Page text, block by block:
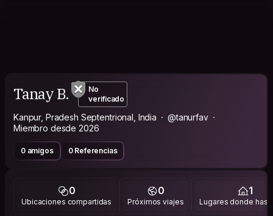
Tanay B.
No
verificado
Kanpur, Pradesh Septentrional, India
@tanurfav
Miembro desde 2026
0 amigos 0 Referencias
0
Ubicaciones compartidas
0
Próximos viajes
1
Lugares donde has